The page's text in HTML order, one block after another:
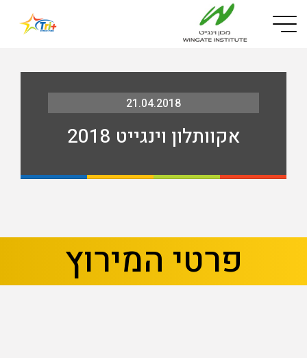
Button used only for devices with a small screen
21.04.2018
אקוותלון וינגייט 2018
פרטי המירוץ